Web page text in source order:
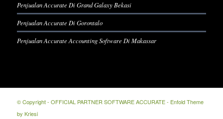
Penjualan Accurate Di Grand Galaxy Bekasi
Penjualan Accurate Di Gorontalo
Penjualan Accurate Accounting Software Di Makassar
© Copyright - OFFICIAL PARTNER SOFTWARE ACCURATE- Enfold Theme
by Kriesi